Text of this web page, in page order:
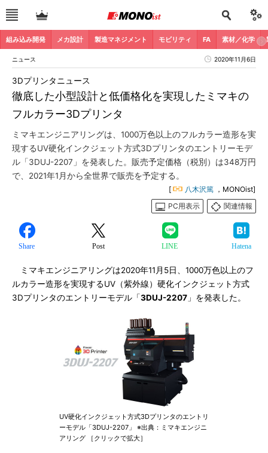
組み込み開発 メカ設計 製造マネジメント モビリティ FA 素材／化学
ニュース 2020年11月6日
徹底した小型設計と低価格化を実現したミマキの
フルカラー3Dプリンタ
3Dプリンタニュース
ミマキエンジニアリングは、1000万色以上のフルカラー造形を実
現するUV硬化インクジェット方式3Dプリンタのエントリーモデ
ル「3DUJ-2207」を発表した。販売予定価格（税別）は348万円
で、2021年1月から全世界で販売を予定する。
[ 八木沢篤 ，MONOist]
PC用表示
関連情報
Share Post LINE Hatena
ミマキエンジニアリングは2020年11月5日、1000万色以上のフ
ルカラー造形を実現するUV（紫外線）硬化インクジェット方式
3Dプリンタのエントリーモデル「3DUJ-2207 」を発表した。
UV硬化インクジェット方式3Dプリンタのエントリ
ーモデル「3DUJ-2207」 ※出典：ミマキエンジニ
アリング ［クリックで拡大］